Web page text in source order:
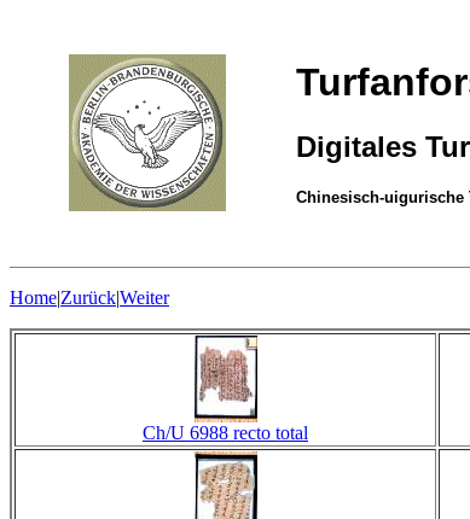
Digitales
Chinesisch-uigurische
Home|Zurück|Weiter
Ch/U 6988 recto total